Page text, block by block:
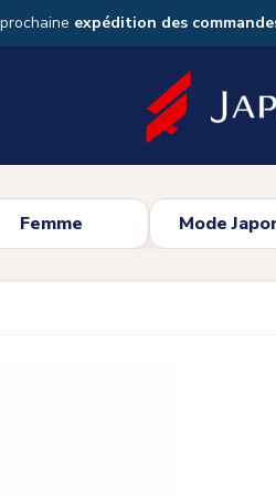
expédition des
Femme Mode